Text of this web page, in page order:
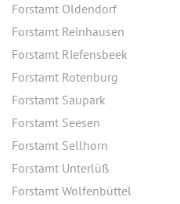
Forstamt Oldendorf
Forstamt Reinhausen
Forstamt Riefensbeek
Forstamt Rotenburg
Forstamt Saupark
Forstamt Seesen
Forstamt Sellhorn
Forstamt Unterlüß
Forstamt Wolfenbüttel